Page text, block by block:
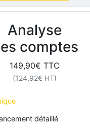
Analyse
comptes
149,90€ TTC
(124,92€ HT)
détaillé